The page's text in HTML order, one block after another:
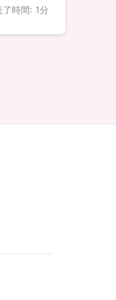
了時間: 1分